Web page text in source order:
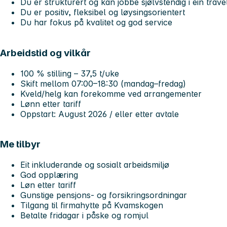
Du er strukturert og kan jobbe sjølvstendig i ein
Du er positiv, fleksibel og løysingsorientert
Du har fokus på kvalitet og god service
Arbeidstid og vilkår
100 % stilling – 37,5 t/uke
Skift mellom 07:00–18:30 (mandag–fredag)
Kveld/helg kan forekomme ved arrangementer
Lønn etter tariff
Oppstart: August 2026 / eller etter avtale
Me tilbyr
Eit inkluderande og sosialt arbeidsmiljø
God opplæring
Løn etter tariff
Gunstige pensjons- og forsikringsordningar
Tilgang til firmahytte på Kvamskogen
Betalte fridagar i påske og romjul